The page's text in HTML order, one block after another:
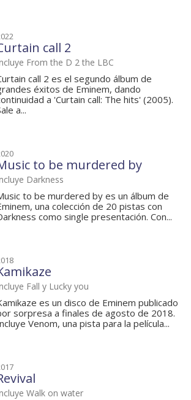
call 2
From the D 2 the LBC
call 2 es el segundo álbum de
éxitos de Eminem, dando
a 'Curtain call: The hits' (2005).
a...
to be murdered by
Darkness
to be murdered by es un álbum de
una colección de 20 pistas con
como single presentación. Con...
Fall y Lucky you
es un disco de Eminem publicado
sorpresa a finales de agosto de 2018.
Venom, una pista para la película...
Walk on water